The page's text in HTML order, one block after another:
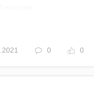
0 0